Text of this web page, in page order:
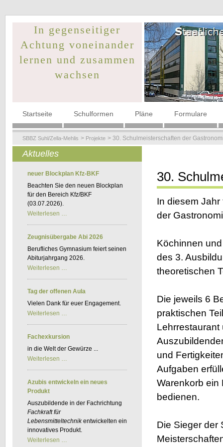
In gegenseitiger
Achtung voneinander
lernen und zusammen
wachsen
Navigation
Startseite Schulformen Pläne Formulare
SBBZ Suhl/Zella-Mehlis Projekte 30. Schulmeisterschaften der
30.
In diesem
der
Köchinnen
des 3.
theoretischen
Die jeweils 6
praktischen
Lehrrestaurant
und
Aufgaben
Warenkorb ein
bedienen.
Die Sieger der
Aktuelles
neuer Blockplan Kfz-BKF
Beachten Sie den neuen Blockplan
für den Bereich Kfz/BKF
(03.07.2026).
Weiterlesen …
Kfz-
BKF
Zeugnisübergabe Abi 2026
Berufliches Gymnasium feiert seinen
Abiturjahrgang 2026.
Weiterlesen …
2026
Tag der offenen Aula
Vielen Dank für euer Engagement.
Weiterlesen …
offenen
Aula
Fachexkursion
in die Welt der Gewürze ...
Weiterlesen …
Azubis entwickeln ein neues
Produkt
Auszubildende in der Fachrichtung
Fachkraft für
Lebensmitteltechnikentwickelten ein
innovatives Produkt.
Weiterlesen …